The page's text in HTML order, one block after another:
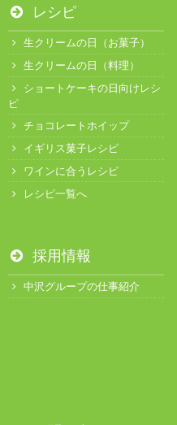
レシピ
生クリームの日（お菓子）
生クリームの日（料理）
ショートケーキの日向けレシ
ピ
チョコレートホイップ
イギリス菓子レシピ
ワインに合うレシピ
レシピ一覧へ
採用情報
中沢グループの仕事紹介